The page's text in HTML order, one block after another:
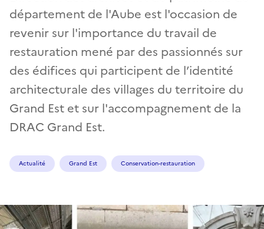
département de l'Aube est l'occasion de
revenir sur l'importance du travail de
restauration mené par des passionnés sur
des édifices qui participent de l’identité
architecturale des villages du territoire du
Grand Est et sur l'accompagnement de la
DRAC Grand Est.
Actualité Grand Est Conservation-restauration